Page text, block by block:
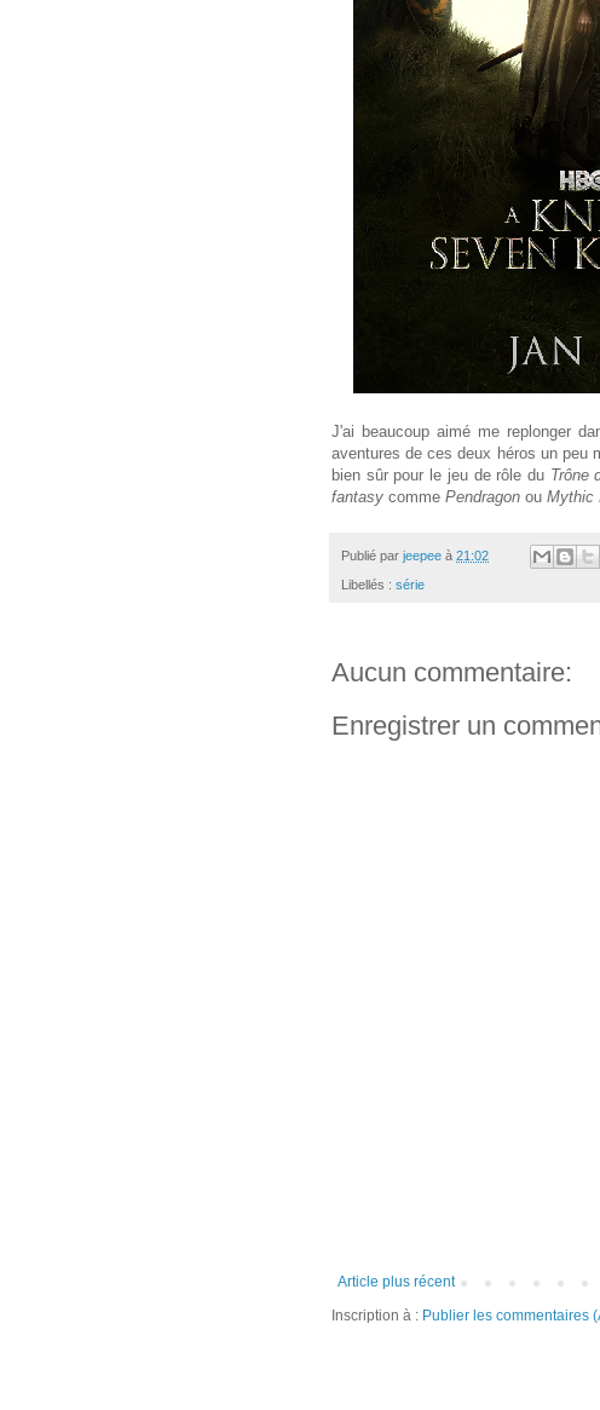
J'ai beaucoup aimé me replonger
aventures de ces deux héros un peu
bien sûr pour le jeu de rôle du Trône
fantasy comme Pendragon ou Mythic
Publié par jeepee à 21:02
Libellés : série
Aucun commentaire:
Enregistrer un
Article plus récent
Inscription à : Publier les commentaires